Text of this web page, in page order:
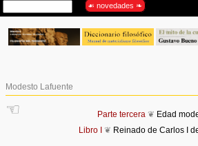
Modesto Lafuente
☜ Parte tercera ❦ Edad
Libro I
❦ Reinado de Carlos I